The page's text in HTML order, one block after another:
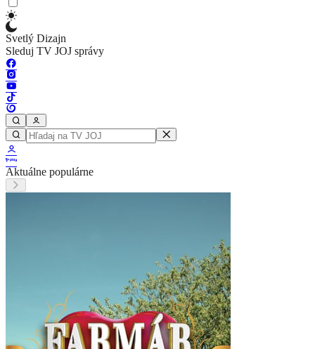
Svetlý Dizajn
Sleduj TV JOJ správy
Aktuálne populárne